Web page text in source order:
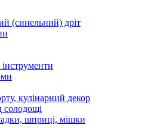
(синельний) дріт
кулінарний декор
солодощі
шприці, мішки